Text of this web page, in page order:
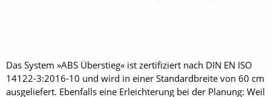
Das System »ABS Überstieg« ist zertifiziert nach DIN EN ISO
14122-3:2016-10 und wird in einer Standardbreite von 60 cm
ausgeliefert. Ebenfalls eine Erleichterung bei der Planung: Weil